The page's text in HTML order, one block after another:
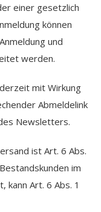
einer gesetzlich
können
und
werden.
mit Wirkung
Abmeldelink
Newsletters.
ist Art. 6 Abs.
im
kann Art. 6 Abs. 1